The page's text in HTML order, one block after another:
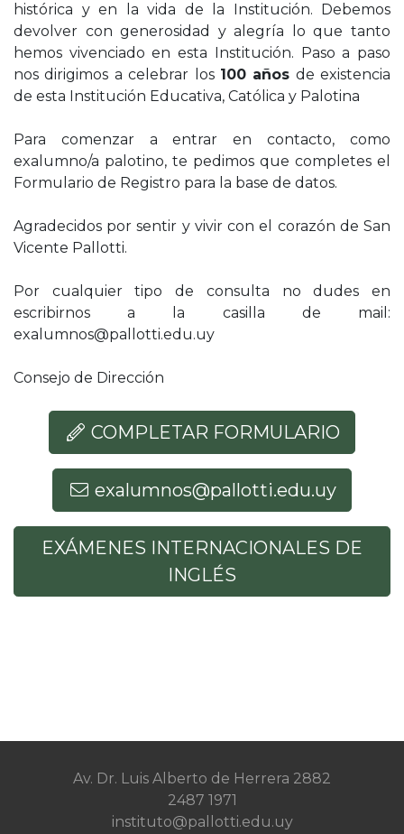
histórica y en la vida de la Institución. Debemos
devolver con generosidad y alegría lo que tanto
hemos vivenciado en esta Institución. Paso a paso
nos dirigimos a celebrar los 100 años de existencia
de esta Institución Educativa, Católica y Palotina
Para comenzar a entrar en contacto, como
exalumno/a palotino, te pedimos que completes el
Formulario de Registro para la base de datos.
Agradecidos por sentir y vivir con el corazón de San
Vicente Pallotti.
Por cualquier tipo de consulta no dudes en
escribirnos a la casilla de mail:
exalumnos@pallotti.edu.uy
Consejo de Dirección
COMPLETAR FORMULARIO
exalumnos@pallotti.edu.uy
EXÁMENES INTERNACIONALES DE
INGLÉS
Av. Dr. Luis Alberto de Herrera 2882
2487 1971
instituto@pallotti.edu.uy